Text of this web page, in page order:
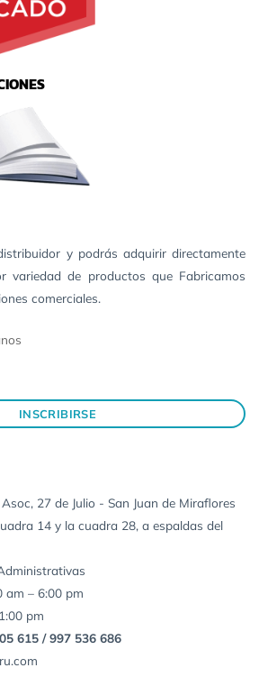
y podrás adquirir directamente
variedad de productos que Fabricamos
comerciales.
INSCRIBIRSE
27 de Julio - San Juan de Miraflores
14 y la cuadra 28, a espaldas del
am – 6:00 pm
pm
615 / 997 536 686